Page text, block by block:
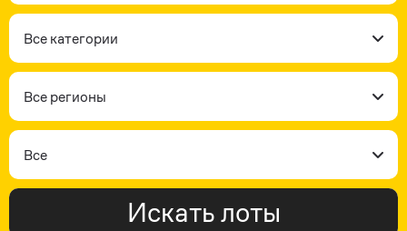
Контакты
Все категории
Все регионы
Все
Искать лоты